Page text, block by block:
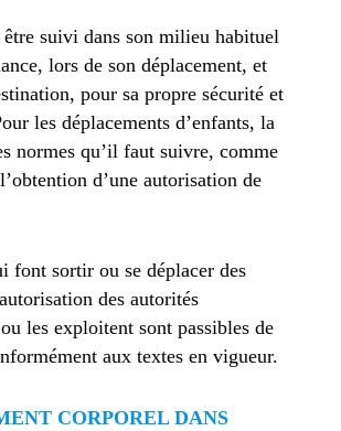
être suivi dans son milieu habituel
lors de son déplacement, et
pour sa propre sécurité et
les déplacements d’enfants, la
normes qu’il faut suivre, comme
d’une autorisation de
font sortir ou se déplacer des
des autorités
les exploitent sont passibles de
aux textes en vigueur.
CORPOREL DANS